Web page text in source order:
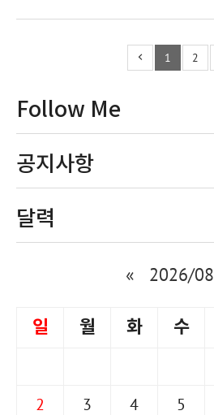
1 2
Follow Me
공지사항
달력
« 2026/08
일 월 화 수
2
3 4 5